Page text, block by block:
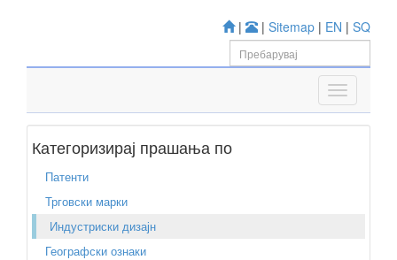
| | Sitemap | EN | SQ
Категоризирај прашања по
Патенти
Трговски марки
Индустриски дизајн
Географски ознаки